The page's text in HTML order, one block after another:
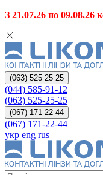
З 21.07.26 по 09.08.26
(063) 525 25 25
(044) 585-91-12
(063) 525-25-25
(067) 171 22 44
(067) 171-22-44
укр eng rus